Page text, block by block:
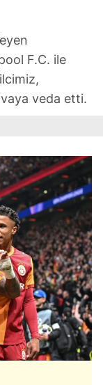
F.C. ile
veda etti.